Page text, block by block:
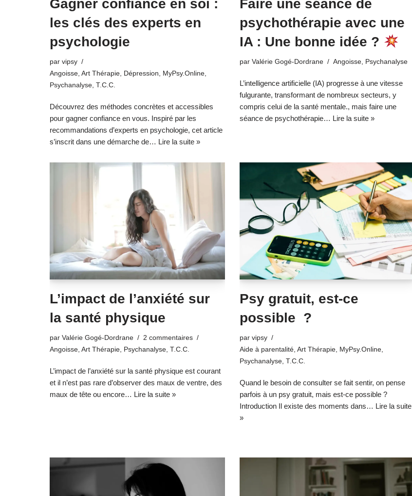
Gagner confiance en soi :
les clés des experts en
psychologie
par vipsy
Angoisse, Art Thérapie, Dépression, MyPsy.Online,
Psychanalyse, T.C.C.
Découvrez des méthodes concrètes et accessibles
pour gagner confiance en vous. Inspiré par les
recommandations d’experts en psychologie, cet article
s’inscrit dans une démarche de… Lire la suite »
Faire une séance de
psychothérapie avec une
IA : Une bonne idée ?
par Valérie Gogé-Dordrane Angoisse, Psychanalyse
L’intelligence artificielle (IA) progresse à une vitesse
fulgurante, transformant de nombreux secteurs, y
compris celui de la santé mentale., mais faire une
séance de psychothérapie… Lire la suite »
L’impact de l’anxiété sur
la santé physique
par Valérie Gogé-Dordrane
2 commentaires
Angoisse, Art Thérapie, Psychanalyse, T.C.C.
L’impact de l’anxiété sur la santé physique est courant
et il n’est pas rare d’observer des maux de ventre, des
maux de tête ou encore… Lire la suite »
Psy gratuit, est-ce
possible ?
par vipsy
Aide à parentalité, Art Thérapie, MyPsy.Online,
Psychanalyse, T.C.C.
Quand le besoin de consulter se fait sentir, on pense
parfois à un psy gratuit, mais est-ce possible ?
Introduction Il existe des moments dans… Lire la suite
»